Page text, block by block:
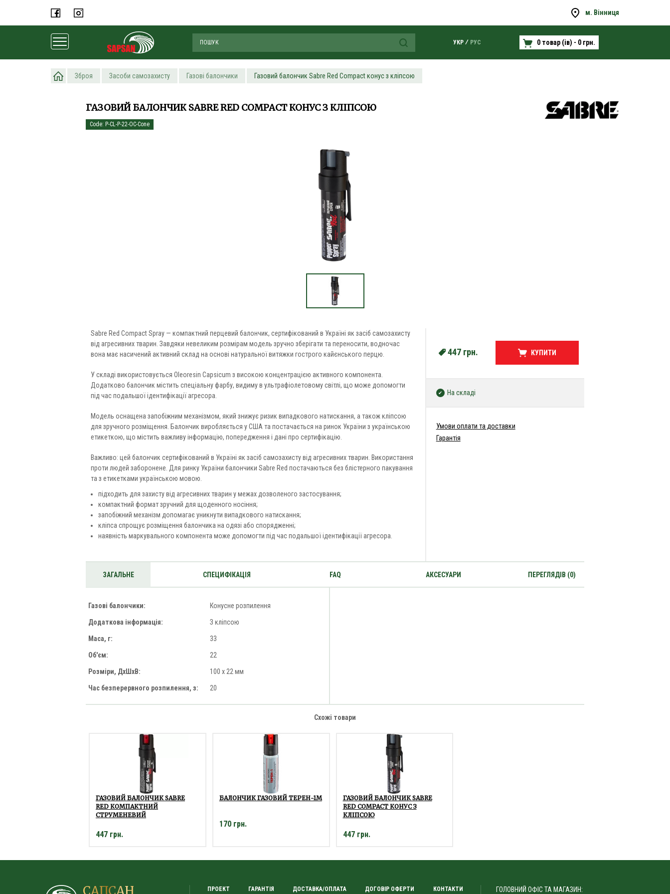
м. Вінниця
УКР РУС 0 товар (ів) - 0 грн.
Зброя Засоби самозахисту Газові балончики Газовий балончик Sabre Red Compact конус з кліпсою
ГАЗОВИЙ БАЛОНЧИК SABRE RED COMPACT КОНУС З КЛІПСОЮ
Code: P-CL-P-22-OC-Cone
Sabre Red Compact Spray — компактний перцевий балончик, сертифікований в Україні як засіб самозахисту
від агресивних тварин. Завдяки невеликим розмірам модель зручно зберігати та переносити, водночас
вона має насичений активний склад на основі натуральної витяжки гострого кайєнського перцю.
У складі використовується Oleoresin Capsicum з високою концентрацією активного компонента.
Додатково балончик містить спеціальну фарбу, видиму в ультрафіолетовому світлі, що може допомогти
під час подальшої ідентифікації агресора.
Модель оснащена запобіжним механізмом, який знижує ризик випадкового натискання, а також кліпсою
для зручного розміщення. Балончик виробляється у США та постачається на ринок України з українською
етикеткою, що містить важливу інформацію, попередження і дані про сертифікацію.
Важливо: цей балончик сертифікований в Україні як засіб самозахисту від агресивних тварин. Використання
проти людей заборонене. Для ринку України балончики Sabre Red постачаються без блістерного пакування
та з етикетками українською мовою.
підходить для захисту від агресивних тварин у межах дозволеного застосування;
компактний формат зручний для щоденного носіння;
запобіжний механізм допомагає уникнути випадкового натискання;
кліпса спрощує розміщення балончика на одязі або спорядженні;
наявність маркувального компонента може допомогти під час подальшої ідентифікації агресора.
447 грн. КУПИТИ
На складі
Умови оплати та доставки
Гарантія
ЗАГАЛЬНЕ СПЕЦИФІКАЦІЯ FAQ АКСЕСУАРИ ПЕРЕГЛЯДІВ (0)
Газові балончики: Конусне розпилення
Додаткова інформація: З кліпсою
Маса, г: 33
Об'єм: 22
Розміри, ДхШхВ: 100 x 22 мм
Час безперервного розпилення, з: 20
Схожі товари
ГАЗОВИЙ БАЛОНЧИК SABRE
RED КОМПАКТНИЙ
СТРУМЕНЕВИЙ
447 грн.
БАЛОНЧИК ГАЗОВИЙ ТЕРЕН-1М
170 грн.
ГАЗОВИЙ БАЛОНЧИК SABRE
RED COMPACT КОНУС З
КЛІПСОЮ
447 грн.
САПСАН ПРОЕКТ ГАРАНТІЯ ДОСТАВКА/ОПЛАТА ДОГОВІР ОФЕРТИ КОНТАКТИ ГОЛОВНИЙ ОФІС ТА МАГАЗИН: